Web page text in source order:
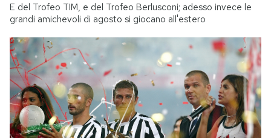
E del Trofeo TIM, e del Trofeo Berlusconi; adesso invece le
grandi amichevoli di agosto si giocano all'estero